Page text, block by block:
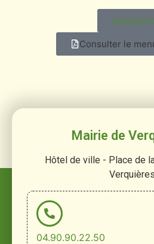
Consulter le
Mairie de
Hôtel de ville - Place de
Verquières
04.90.90.22.50